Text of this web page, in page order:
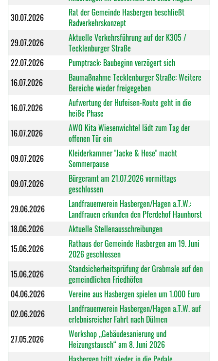
30.07.2026
Rat der Gemeinde Hasbergen beschließt
Radverkehrskonzept
29.07.2026
Aktuelle Verkehrsführung auf der K305 /
Tecklenburger Straße
22.07.2026
Pumptrack: Baubeginn verzögert sich
16.07.2026
Baumaßnahme Tecklenburger Straße: Weitere
Bereiche wieder freigegeben
16.07.2026
Aufwertung der Hufeisen-Route geht in die
heiße Phase
16.07.2026
AWO Kita Wiesenwichtel lädt zum Tag der
offenen Tür ein
09.07.2026
Kleiderkammer "Jacke & Hose" macht
Sommerpause
09.07.2026
Bürgeramt am 21.07.2026 vormittags
geschlossen
29.06.2026
Landfrauenverein Hasbergen/Hagen a.T.W.:
Landfrauen erkunden den Pferdehof Haunhorst
18.06.2026
Aktuelle Stellenausschreibungen
15.06.2026
Rathaus der Gemeinde Hasbergen am 19. Juni
2026 geschlossen
15.06.2026
Standsicherheitsprüfung der Grabmale auf den
gemeindlichen Friedhöfen
04.06.2026
Vereine aus Hasbergen spielen um 1.000 Euro
02.06.2026
Landfrauenverein Hasbergen/Hagen a.T.W. auf
erlebnisreicher Fahrt nach Dülmen
27.05.2026
Workshop „Gebäudesanierung und
Heizungstausch“ am 8. Juni 2026